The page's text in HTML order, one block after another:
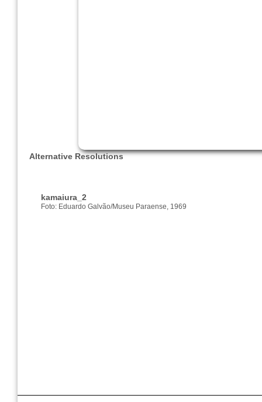
Alternative Resolutions
kamaiura_2
Foto: Eduardo Galvão/Museu Paraense, 1969